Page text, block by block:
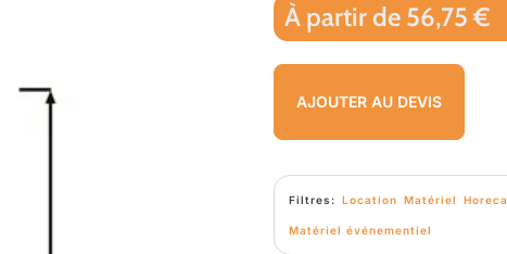
À partir de 56,75 €
AJOUTER AU DEVIS
Filtres:Location Matériel Horeca
Matériel événementiel